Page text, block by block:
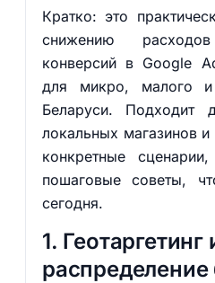
Кратко: это
снижению
конверсий в Google
для микро, малого и
Беларуси. Подходит
локальных магазинов и
конкретные
пошаговые советы,
сегодня.
1. Геотаргетинг